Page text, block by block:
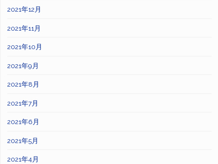
2021年12月
2021年11月
2021年10月
2021年9月
2021年8月
2021年7月
2021年6月
2021年5月
2021年4月